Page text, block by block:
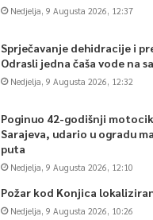
Nedjelja, 9 Augusta 2026, 12:37
Sprječavanje dehidracije i
Odrasli jedna čaša vode na
Nedjelja, 9 Augusta 2026, 12:32
Poginuo 42-godišnji
Sarajeva, udario u ogradu
puta
Nedjelja, 9 Augusta 2026, 12:10
Požar kod Konjica
Nedjelja, 9 Augusta 2026, 10:26